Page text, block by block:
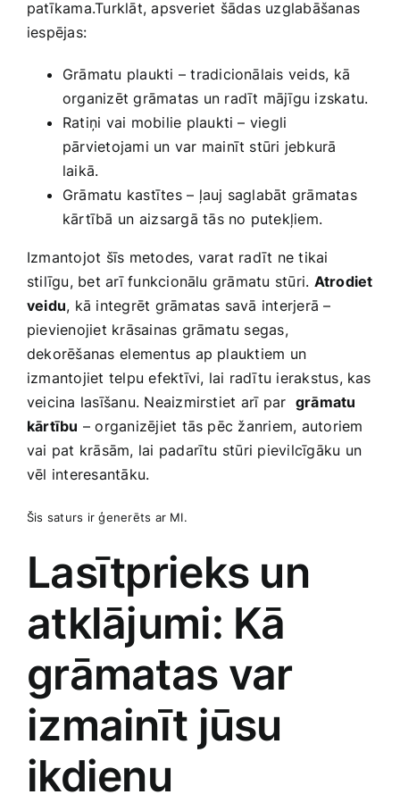
patīkama.Turklāt, ‌apsveriet šādas uzglabāšanas
iespējas:
Grāmatu plaukti – tradicionālais veids, kā
organizēt grāmatas un radīt mājīgu izskatu.
Ratiņi​ vai mobilie plaukti – viegli
pārvietojami un var mainīt ‌stūri jebkurā​
laikā.
Grāmatu kastītes – ļauj saglabāt grāmatas
kārtībā un ⁣aizsargā tās no putekļiem.
Izmantojot šīs​ metodes, varat radīt ne tikai
stilīgu, bet arī funkcionālu grāmatu stūri. Atrodiet⁤
veidu, kā integrēt grāmatas savā interjerā –
pievienojiet krāsainas grāmatu segas,
dekorēšanas⁢ elementus ap plauktiem un⁣
izmantojiet​ telpu efektīvi, lai ‌radītu ierakstus, kas
veicina lasīšanu. Neaizmirstiet arī par ‍ grāmatu
kārtību – organizējiet tās pēc žanriem, autoriem
vai pat krāsām, lai padarītu stūri pievilcīgāku un
vēl interesantāku.
Šis saturs ir ģenerēts ar MI.
Lasītprieks un
atklājumi: Kā
grāmatas var
izmainīt jūsu
ikdienu